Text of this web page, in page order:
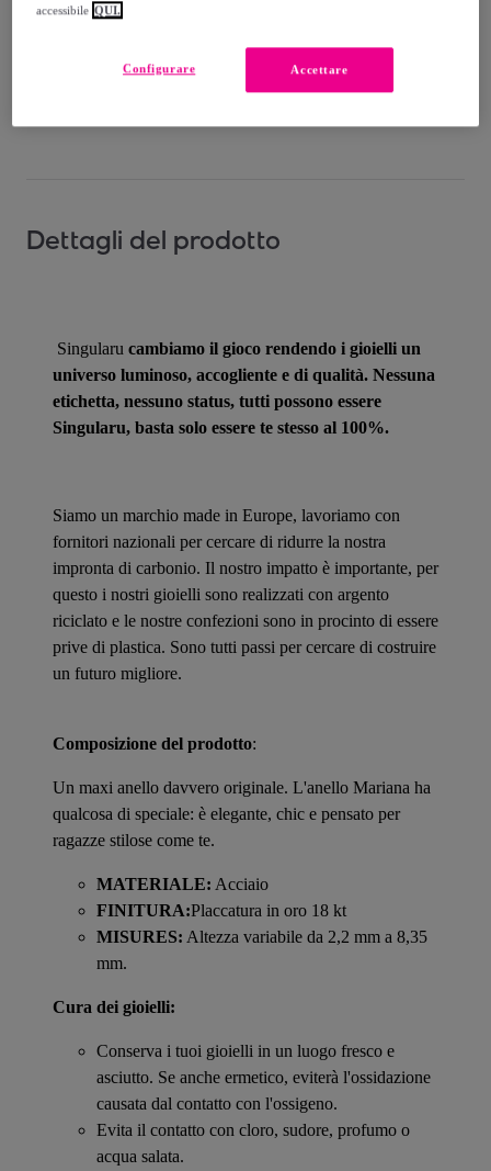
12/08
Dettagli del prodotto
Singularu cambiamo il gioco rendendo i gioielli un
universo luminoso, accogliente e di qualità. Nessuna
etichetta, nessuno status, tutti possono essere
Singularu, basta solo essere te stesso al 100%.
Siamo un marchio made in Europe, lavoriamo con
fornitori nazionali per cercare di ridurre la nostra
impronta di carbonio. Il nostro impatto è importante, per
questo i nostri gioielli sono realizzati con argento
riciclato e le nostre confezioni sono in procinto di essere
prive di plastica. Sono tutti passi per cercare di costruire
un futuro migliore.
Composizione del prodotto:
Un maxi anello davvero originale. L'anello Mariana ha
qualcosa di speciale: è elegante, chic e pensato per
ragazze stilose come te.
MATERIALE: Acciaio
FINITURA:Placcatura in oro 18 kt
MISURES: Altezza variabile da 2,2 mm a 8,35
mm.
Cura dei gioielli:
Conserva i tuoi gioielli in un luogo fresco e
asciutto. Se anche ermetico, eviterà l'ossidazione
causata dal contatto con l'ossigeno.
Evita il contatto con cloro, sudore, profumo o
acqua salata.
accessibile QUI.
Accettare
Configurare